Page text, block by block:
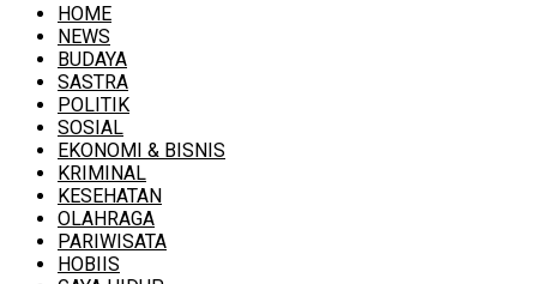
HOME
NEWS
BUDAYA
SASTRA
POLITIK
SOSIAL
EKONOMI & BISNIS
KRIMINAL
KESEHATAN
OLAHRAGA
PARIWISATA
HOBIIS